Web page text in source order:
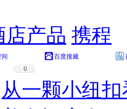
店产品 携程
间 百度搜藏
0
从一颗小纽